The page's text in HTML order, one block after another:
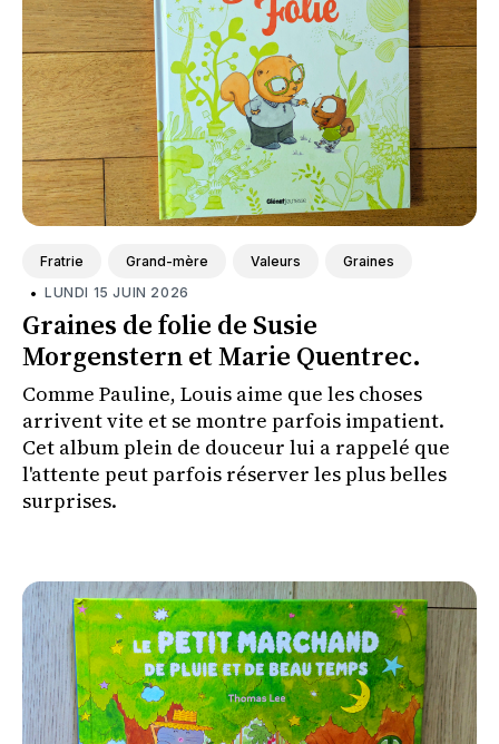
Fratrie Grand-mère Valeurs Graines
• LUNDI 15 JUIN 2026
Graines de folie de Susie
Morgenstern et Marie Quentrec.
Comme Pauline, Louis aime que les choses
arrivent vite et se montre parfois impatient.
Cet album plein de douceur lui a rappelé que
l'attente peut parfois réserver les plus belles
surprises.